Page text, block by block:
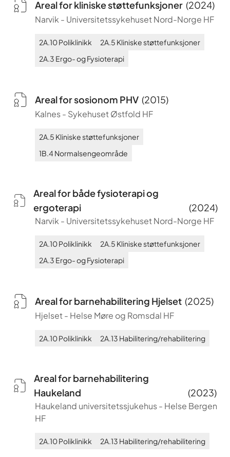
Areal for kliniske støttefunksjoner (2024)
Narvik - Universitetssykehuset Nord-Norge HF
2A.10Poliklinikk 2A.5 Kliniske støttefunksjoner
2A.3 Ergo- og Fysioterapi
Areal for sosionom PHV (2015)
Kalnes- Sykehuset Østfold HF
2A.5 Kliniske støttefunksjoner
1B.4 Normalsengeområde
Areal for både fysioterapi og
ergoterapi
(2024)
Narvik - Universitetssykehuset Nord-Norge HF
2A.10Poliklinikk 2A.5 Kliniske støttefunksjoner
2A.3 Ergo- og Fysioterapi
Areal for barnehabilitering Hjelset (2025)
Hjelset - Helse Møre og Romsdal HF
2A.10Poliklinikk 2A.13 Habilitering/rehabilitering
Areal for barnehabilitering
Haukeland
(2023)
Haukeland universitetssjukehus- Helse Bergen
HF
2A.10Poliklinikk 2A.13 Habilitering/rehabilitering